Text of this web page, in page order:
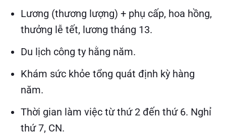
Lương (thương lượng) + phụ cấp, hoa hồng,
thưởng lễ tết, lương tháng 13.
Du lịch công ty hằng năm.
Khám sức khỏe tổng quát định kỳ hàng
năm.
Thời gian làm việc từ thứ 2 đến thứ 6. Nghỉ
thứ 7, CN.